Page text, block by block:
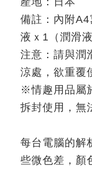
備註：內附A4
液ｘ 1 （潤滑
注意：請與潤
涼處，欲重覆
※情趣用品屬
拆封使用，無
每台電腦的解
些微色差，顏